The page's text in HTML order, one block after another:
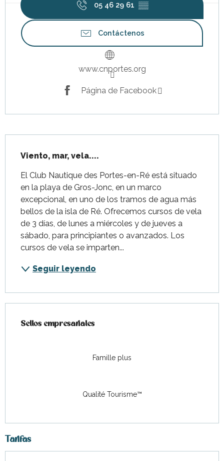
05 46 29 61 ▒▒
Contáctenos
www.cnportes.org
Página de Facebook
Viento, mar, vela....
El Club Nautique des Portes-en-Ré está situado
en la playa de Gros-Jonc, en un marco
excepcional, en uno de los tramos de agua más
bellos de la isla de Ré. Ofrecemos cursos de vela
de 3 días, de lunes a miércoles y de jueves a
sábado, para principiantes o avanzados. Los
cursos de vela se imparten...
Seguir leyendo
Sellos empresariales
Sellos empresariales
Famille plus
Qualité Tourisme™
Tarifas